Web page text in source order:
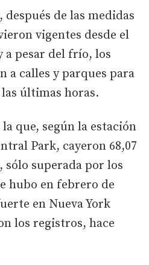
de las medidas
vigentes desde el
a pesar del frío, los
a calles y parques para
últimas horas.
que, según la estación
Park, cayeron 68,07
superada por los
hubo en febrero de
en Nueva York
los registros, hace